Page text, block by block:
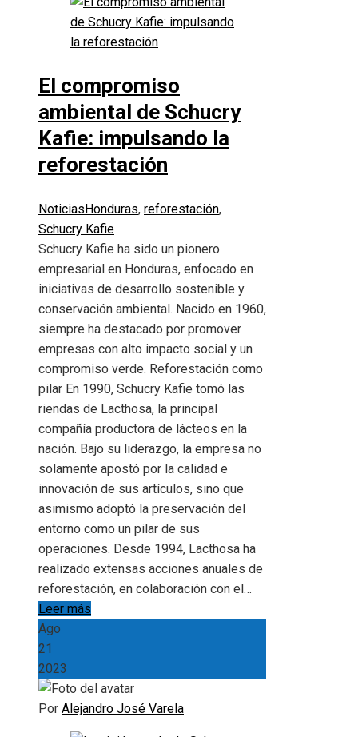
El compromiso
ambiental de Schucry
Kafie: impulsando la
reforestación
NoticiasHonduras, reforestación,
Schucry Kafie
Schucry Kafie ha sido un pionero
empresarial en Honduras, enfocado en
iniciativas de desarrollo sostenible y
conservación ambiental. Nacido en 1960,
siempre ha destacado por promover
empresas con alto impacto social y un
compromiso verde. Reforestación como
pilar En 1990, Schucry Kafie tomó las
riendas de Lacthosa, la principal
compañía productora de lácteos en la
nación. Bajo su liderazgo, la empresa no
solamente apostó por la calidad e
innovación de sus artículos, sino que
asimismo adoptó la preservación del
entorno como un pilar de sus
operaciones. Desde 1994, Lacthosa ha
realizado extensas acciones anuales de
reforestación, en colaboración con el…
Leer más
Ago
21
2023
Por Alejandro José Varela